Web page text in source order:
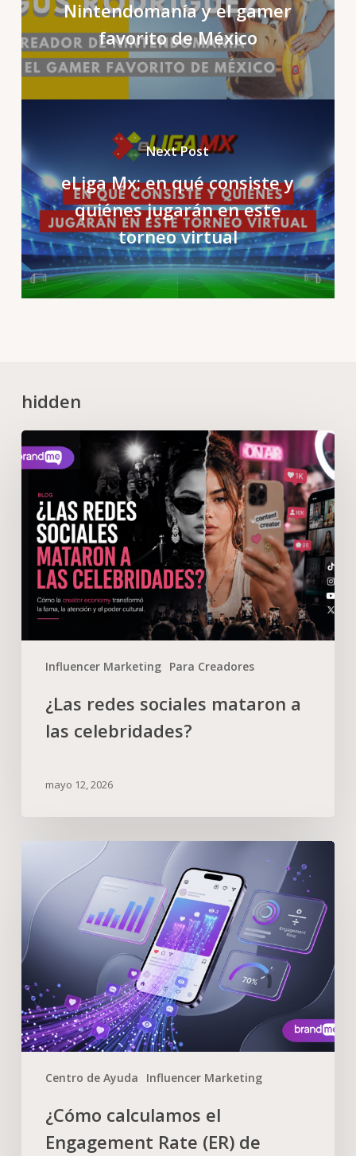
Nintendomanía y el gamer
favorito de México
Next Post
eLiga Mx: en qué consiste y
quiénes jugarán en este
torneo virtual
hidden
Influencer Marketing Para Creadores
¿Las redes sociales mataron a
las celebridades?
mayo 12, 2026
Centro de Ayuda Influencer Marketing
¿Cómo calculamos el
Engagement Rate (ER) de